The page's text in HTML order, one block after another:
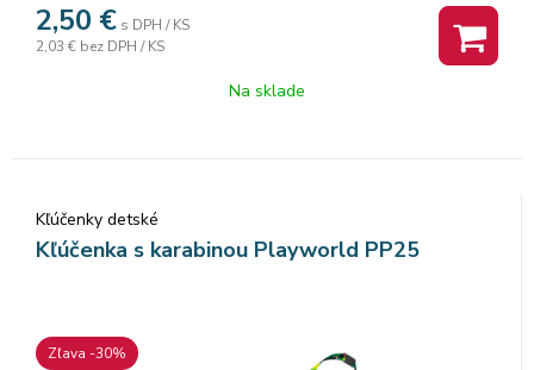
2,50 € s DPH / KS
2,03 € bez DPH / KS
Na sklade
Kľúčenky detské
Kľúčenka s karabinou Playworld PP25
Zľava -30%